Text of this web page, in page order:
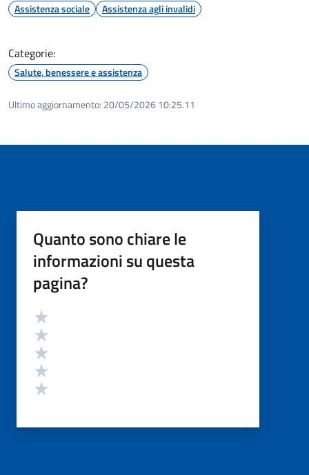
Assistenza sociale Assistenza agli invalidi
Categorie:
Salute, benessere e assistenza
Ultimo aggiornamento: 20/05/2026 10:25.11
Quanto sono chiare le
informazioni su questa
pagina?
Valutazione